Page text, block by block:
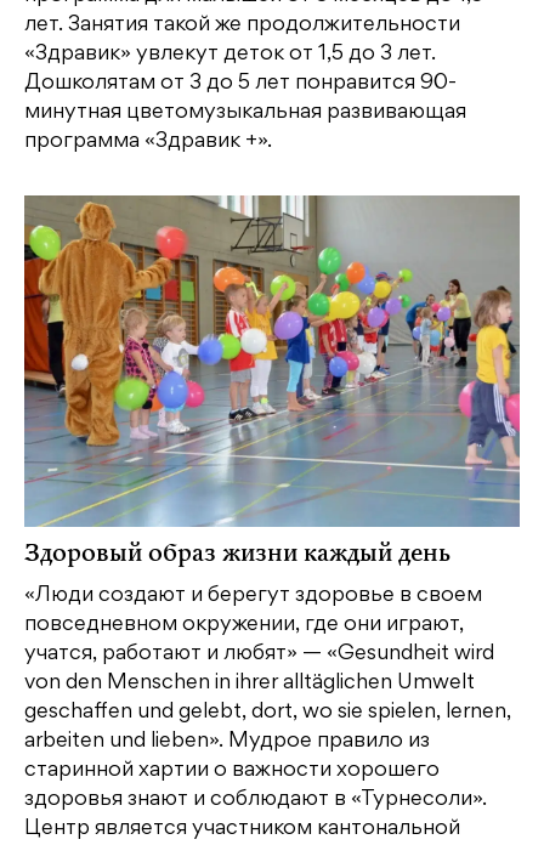
лет. Занятия такой же продолжительности
«Здравик» увлекут деток от 1,5 до 3 лет.
Дошколятам от 3 до 5 лет понравится 90-
минутная цветомузыкальная развивающая
программа «Здравик +».
Здоровый образ жизни каждый день
«Люди создают и берегут здоровье в своем
повседневном окружении, где они играют,
учатся, работают и любят» — «Gesundheit wird
von den Menschen in ihrer alltäglichen Umwelt
geschaffen und gelebt, dort, wo sie spielen, lernen,
arbeiten und lieben». Мудрое правило из
старинной хартии о важности хорошего
здоровья знают и соблюдают в «Турнесоли».
Центр является участником кантональной